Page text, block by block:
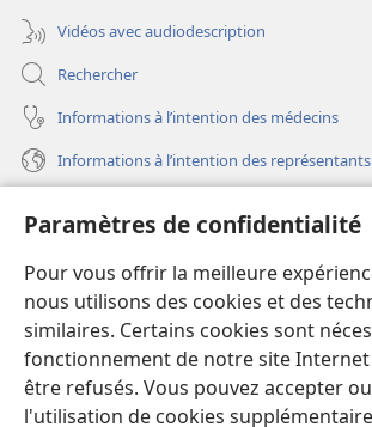
Paramètres de confidentialité
Pour vous offrir la meilleure
nous utilisons des cookies et des
similaires. Certains cookies sont
fonctionnement de notre site
être refusés. Vous pouvez accepter
l'utilisation de cookies
Vidéos avec audiodescription
Rechercher
Informations à l’intention des médecins
Informations à l’intention des représentants
(ouvre
une
nouvelle
fenêtre)
Bibliothèque en ligne
(ouvre
une
nouvelle
fenêtre)
JW Hub®
(ouvre
une